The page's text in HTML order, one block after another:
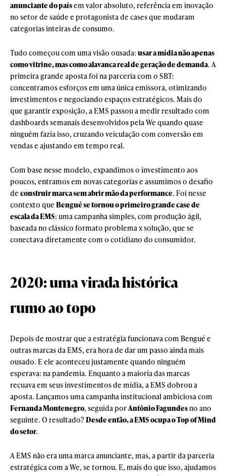
anunciante do paísem valor absoluto, referência em inovação
no setor de saúde e protagonista de cases que mudaram
categorias inteiras de consumo.
Tudo começou com uma visão ousada: usar a mídia não apenas
como vitrine, mas como alavanca real de geração de demanda. A
primeira grande aposta foi na parceria com o SBT:
concentramos esforços em uma única emissora, otimizando
investimentos e negociando espaços estratégicos. Mais do
que garantir exposição, a EMS passou a medir resultado com
dashboards semanais desenvolvidos pela We quando quase
ninguém fazia isso, cruzando veiculação com conversão em
vendas e ajustando em tempo real.
Com base nesse modelo, expandimos o investimento aos
poucos, entramos em novas categorias e assumimos o desafio
de construir marca sem abrir mão da performance. Foi nesse
contexto que Bengué se tornou o primeiro grande case de
escala da EMS: uma campanha simples, com produção ágil,
baseada no clássico formato problema x solução, que se
conectava diretamente com o cotidiano do consumidor.
2020: uma virada histórica
rumo ao topo
Depois de mostrar que a estratégia funcionava com Bengué e
outras marcas da EMS, era hora de dar um passo ainda mais
ousado. E ele aconteceu justamente quando ninguém
esperava: na pandemia. Enquanto a maioria das marcas
recuava em seus investimentos de mídia, a EMS dobrou a
aposta. Lançamos uma campanha institucional ambiciosa com
Fernanda Montenegro, seguida porAntônio Fagundesno ano
seguinte. O resultado? Desde então, a EMS ocupa o Top of Mind
do setor.
A EMS não era uma marca anunciante, mas, a partir da parceria
estratégica com a We, se tornou. E, mais do que isso, ajudamos